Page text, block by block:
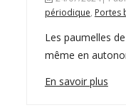
périodique, Portes
Les paumelles
même en
En savoir plus